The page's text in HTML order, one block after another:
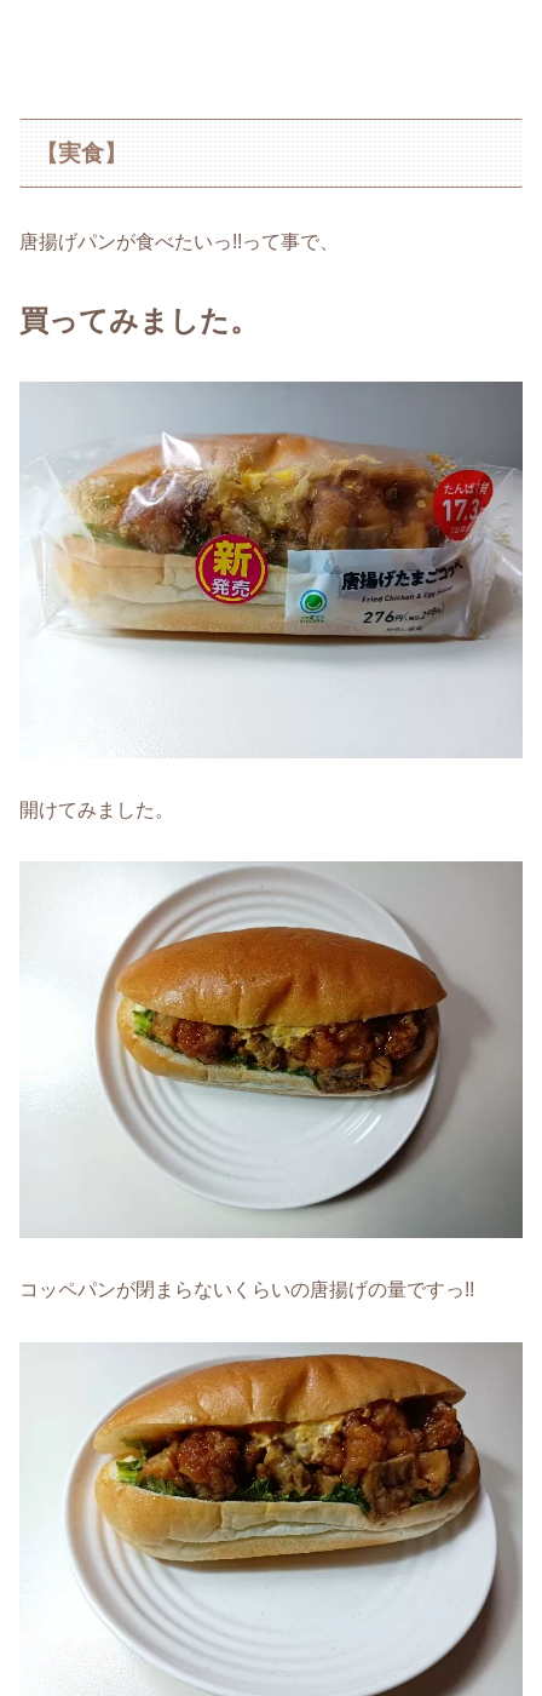
【実食】
唐揚げパンが食べたいっ!!って事で、
買ってみました。
開けてみました。
コッペパンが閉まらないくらいの唐揚げの量ですっ!!